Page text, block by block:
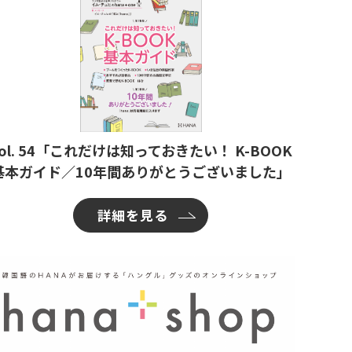
54「これだけは知っておきたい！ K-BOOK
本ガイド／10年間ありがとうございました」
詳細を見る